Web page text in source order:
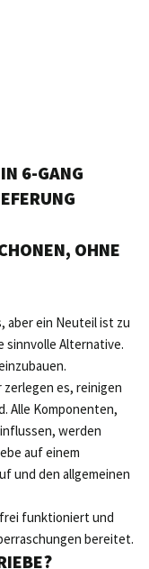
6-GANG
OHNE
aber ein Neuteil ist zu
sinnvolle Alternative.
es, reinigen
Alle Komponenten,
werden
auf einem
und den allgemeinen
funktioniert und
bereitet.